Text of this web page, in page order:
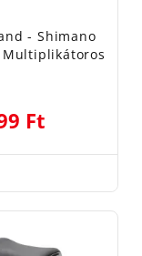
- Shimano
Multiplikátoros
Ft